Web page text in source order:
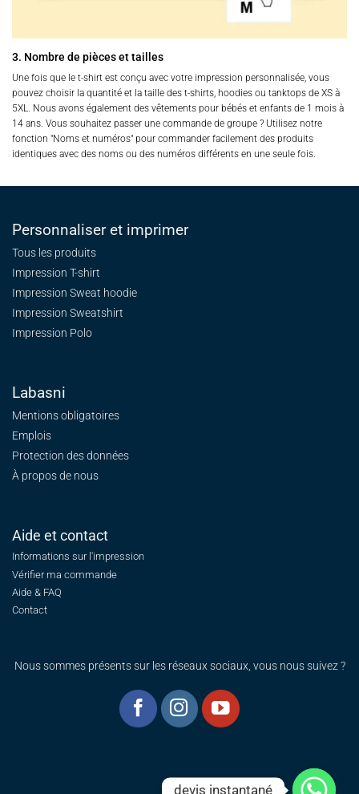
3. Nombre de pièces et tailles
Une fois que le t-shirt est conçu avec votre impression personnalisée, vous
pouvez choisir la quantité et la taille des t-shirts, hoodies ou tanktops de XS à
5XL. Nous avons également des vêtements pour bébés et enfants de 1 mois à
14 ans. Vous souhaitez passer une commande de groupe ? Utilisez notre
fonction "Noms et numéros" pour commander facilement des produits
identiques avec des noms ou des numéros différents en une seule fois.
Personnaliser et imprimer
Tous les produits
Impression T-shirt
Impression Sweat hoodie
Impression Sweatshirt
Impression Polo
Labasni
Mentions obligatoires
Emplois
Protection des données
À propos de nous
Aide et contact
Informations sur l'impression
Vérifier ma commande
Aide & FAQ
Contact
Nous sommes présents sur les réseaux sociaux, vous nous suivez ?
devis instantané